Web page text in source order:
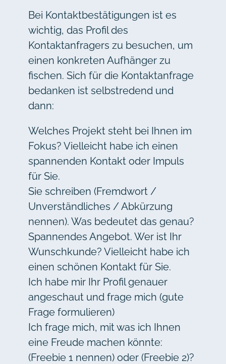
Bei Kontaktbestätigungen ist es
wichtig, das Profil des
Kontaktanfragers zu besuchen, um
einen konkreten Aufhänger zu
fischen. Sich für die Kontaktanfrage
bedanken ist selbstredend und
dann:
Welches Projekt steht bei Ihnen im
Fokus? Vielleicht habe ich einen
spannenden Kontakt oder Impuls
für Sie.
Sie schreiben (Fremdwort /
Unverständliches / Abkürzung
nennen). Was bedeutet das genau?
Spannendes Angebot. Wer ist Ihr
Wunschkunde? Vielleicht habe ich
einen schönen Kontakt für Sie.
Ich habe mir Ihr Profil genauer
angeschaut und frage mich (gute
Frage formulieren)
Ich frage mich, mit was ich Ihnen
eine Freude machen könnte:
(Freebie 1 nennen) oder (Freebie 2)?